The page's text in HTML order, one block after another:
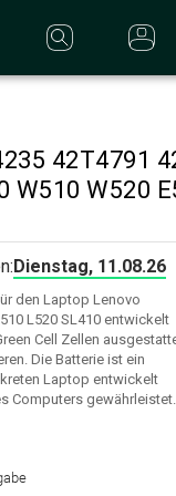
42T4791
W520
Dienstag, 11.08.26
den Laptop Lenovo
L520 SL410 entwickelt
Cell Zellen
Die Batterie ist ein
Laptop entwickelt
Computers gewährleistet.